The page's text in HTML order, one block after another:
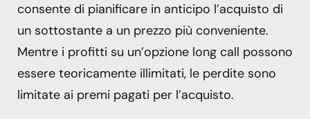
consente di pianificare in anticipo l’acquisto di
un sottostante a un prezzo più conveniente.
Mentre i profitti su un’opzione long call possono
essere teoricamente illimitati, le perdite sono
limitate ai premi pagati per l’acquisto.